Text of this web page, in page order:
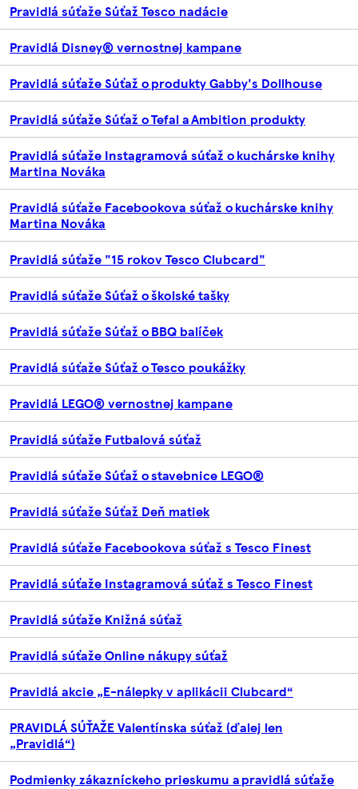
Pravidlá súťaže Súťaž Tesco nadácie
Pravidlá Disney® vernostnej kampane
Pravidlá súťaže Súťaž o produkty Gabby's Dollhouse
Pravidlá súťaže Súťaž o Tefal a Ambition produkty
Pravidlá súťaže Instagramová súťaž o kuchárske knihy
Martina Nováka
Pravidlá súťaže Facebookova súťaž o kuchárske knihy
Martina Nováka
Pravidlá súťaže "15 rokov Tesco Clubcard"
Pravidlá súťaže Súťaž o školské tašky
Pravidlá súťaže Súťaž o BBQ balíček
Pravidlá súťaže Súťaž o Tesco poukážky
Pravidlá LEGO® vernostnej kampane
Pravidlá súťaže Futbalová súťaž
Pravidlá súťaže Súťaž o stavebnice LEGO®
Pravidlá súťaže Súťaž Deň matiek
Pravidlá súťaže Facebookova súťaž s Tesco Finest
Pravidlá súťaže Instagramová súťaž s Tesco Finest
Pravidlá súťaže Knižná súťaž
Pravidlá súťaže Online nákupy súťaž
Pravidlá akcie „E-nálepky v aplikácii Clubcard“
PRAVIDLÁ SÚŤAŽE Valentínska súťaž (ďalej len
„Pravidlá“)
Podmienky zákazníckeho prieskumu a pravidlá súťaže